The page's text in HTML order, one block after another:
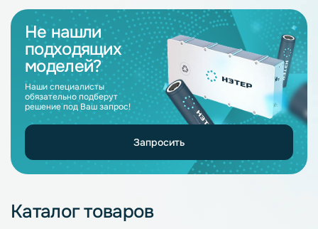
Не нашли
подходящих
моделей?
Наши специалисты
обязательно подберут
решение под Ваш запрос!
Запросить
Каталог товаров